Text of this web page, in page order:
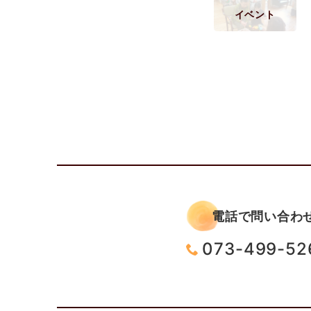
イベント
電話で問い合わ
073-499-